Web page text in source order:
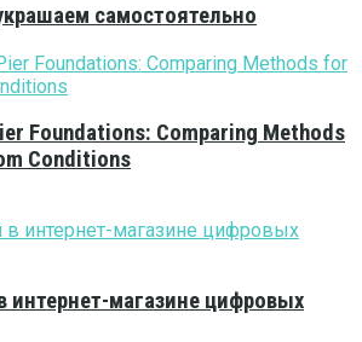
самостоятельно
Foundations: Comparing Methods
Conditions
интернет-магазине цифровых